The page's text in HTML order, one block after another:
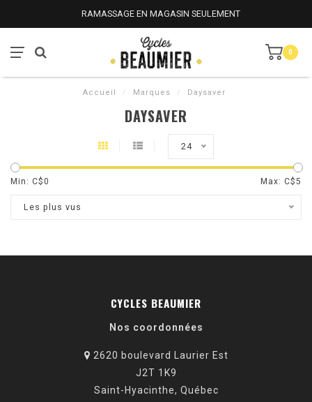
RAMASSAGE EN MAGASIN SEULEMENT
0
Accueil / Marques / Daysaver
DAYSAVER
24
Min: C$0 Max: C$5
Les plus vus
CYCLES BEAUMIER
Nos coordonnées
2620 boulevard Laurier Est
J2T 1K9
Saint-Hyacinthe, Québec